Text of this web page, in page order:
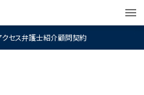
menu
セス弁護士紹介顧問契約